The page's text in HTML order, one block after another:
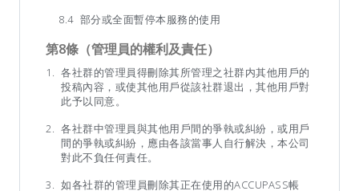
部分或全面暫停本服務的使用
第8條（管理員的權利及責任）
各社群的管理員得刪除其所管理之社群内其他用戶的
投稿內容，或使其他用戶從該社群退出，其他用戶對
此予以同意。
各社群中管理員與其他用戶間的爭執或糾紛，或用戶
間的爭執或糾紛，應由各該當事人自行解決，本公司
對此不負任何責任。
如各社群的管理員刪除其正在使用的ACCUPASS帳